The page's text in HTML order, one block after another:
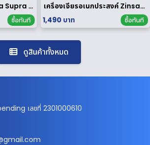
รถเหล็กล้อยาง Toyota Supra 1/64
ซื้อทันที
เครื่องเจียรอเนกประสงค์ Zinsano รุ่น MG135E [ มือสอง ]
1,490 บาท
ซื้อทันที
ดูสินค้าทั้งหมด
เลขที่ 2301000610